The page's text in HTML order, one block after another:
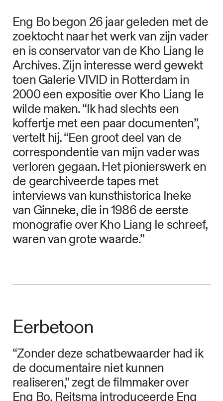
Eng Bo begon 26 jaar geleden met de
zoektocht naar het werk van zijn vader
en is conservator van de Kho Liang Ie
Archives. Zijn interesse werd gewekt
toen Galerie VIVID in Rotterdam in
2000 een expositie over Kho Liang Ie
wilde maken. “Ik had slechts een
koffertje met een paar documenten”,
vertelt hij. “Een groot deel van de
correspondentie van mijn vader was
verloren gegaan. Het pionierswerk en
de gearchiveerde tapes met
interviews van kunsthistorica Ineke
van Ginneke, die in 1986 de eerste
monografie over Kho Liang Ie schreef,
waren van grote waarde.”
Eerbetoon
“Zonder deze schatbewaarder had ik
de documentaire niet kunnen
realiseren,” zegt de filmmaker over
Eng Bo. Reitsma introduceerde Eng